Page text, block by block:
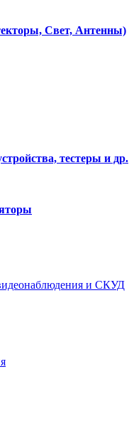
Свет, Антенны)
тестеры и др.
и СКУД